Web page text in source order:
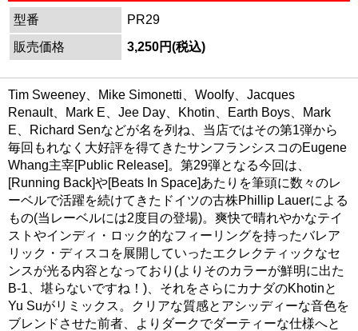
型番
PR29
販売価格
3,250円(税込)
Tim Sweeney、Mike Simonetti、Woolfy、Jacques
Renault、Mark E、Jee Day、Khotin、Earth Boys、Mark
E、Richard Senなどが名を列ね、当店ではその第1弾から
毎回もれなく大好評を得てきたサンフランシスコのEugene
Whang主宰[Public Release]。第29弾となる今回は、
[Running Back]や[Beats In Space]あたりを筆頭に数々のレ
ーベルで活躍を続けてきたドイツの古株Phillip Lauerによる
もの(当レーベルには2度目の登場)。爽快で晴れやかなテイ
ストやインディ・ロック的なフィーリングを持ったバレア
リック・ディスコを展開していったエクレクティックなセ
ンスが光る内容となっており(よりそのカラーが鮮明に出た
B-1、堪らないですね！)、それをさらにカナダのKhotinと
Yu Suがリミックス。クリアな質感とアシッディーな音色を
ブレンドさせた前者、よりダークでダーティーな仕様へと